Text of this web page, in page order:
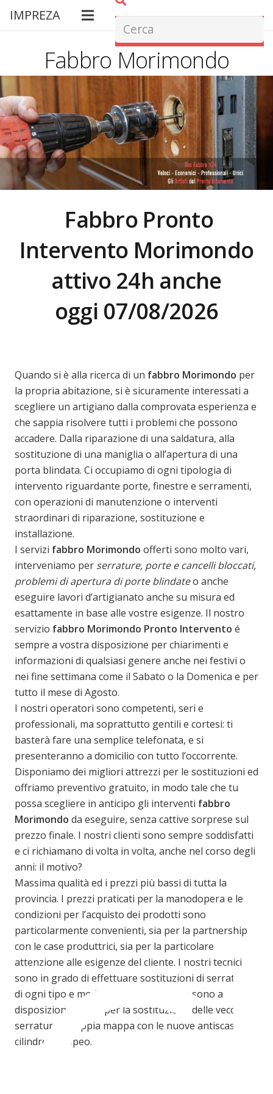
IMPREZA
Fabbro Morimondo
Fabbro Pronto
Intervento Morimondo
attivo 24h anche
oggi 07/08/2026
Quando si è alla ricerca di un fabbro Morimondo per
la propria abitazione, si è sicuramente interessati a
scegliere un artigiano dalla comprovata esperienza e
che sappia risolvere tutti i problemi che possono
accadere. Dalla riparazione di una saldatura, alla
sostituzione di una maniglia o all’apertura di una
porta blindata. Ci occupiamo di ogni tipologia di
intervento riguardante porte, finestre e serramenti,
con operazioni di manutenzione o interventi
straordinari di riparazione, sostituzione e
installazione.
I servizi fabbro Morimondo offerti sono molto vari,
interveniamo per serrature, porte e cancelli bloccati,
problemi di apertura di porte blindateo anche
eseguire lavori d’artigianato anche su misura ed
esattamente in base alle vostre esigenze. Il nostro
servizio fabbro Morimondo Pronto Intervento é
sempre a vostra disposizione per chiarimenti e
informazioni di qualsiasi genere anche nei festivi o
nei fine settimana come il Sabato o la Domenica e per
tutto il mese di Agosto.
I nostri operatori sono competenti, seri e
professionali, ma soprattutto gentili e cortesi: ti
basterà fare una semplice telefonata, e si
presenteranno a domicilio con tutto l’occorrente.
Disponiamo dei migliori attrezzi per le sostituzioni ed
offriamo preventivo gratuito, in modo tale che tu
possa scegliere in anticipo gli interventi fabbro
Morimondo da eseguire, senza cattive sorprese sul
prezzo finale. I nostri clienti sono sempre soddisfatti
e ci richiamano di volta in volta, anche nel corso degli
anni: il motivo?
Massima qualità ed i prezzi più bassi di tutta la
provincia. I prezzi praticati per la manodopera e le
condizioni per l’acquisto dei prodotti sono
particolarmente convenienti, sia per la partnership
con le case produttrici, sia per la particolare
attenzione alle esigenze del cliente. I nostri tecnici
sono in grado di effettuare sostituzioni di serrature
di ogni tipo e modello in tutta la città e sono a
disposizione anche per la sostituzione delle vecchie
serrature a doppia mappa con le nuove antiscasso a
cilindro europeo.